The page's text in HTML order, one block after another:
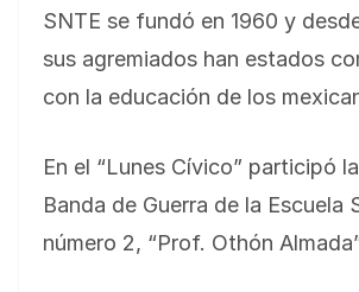
SNTE se fundó en 1960 y
sus agremiados han estados
con la educación de los
En el “Lunes Cívico” participó
Banda de Guerra de la Escuela
número 2, “Prof. Othón